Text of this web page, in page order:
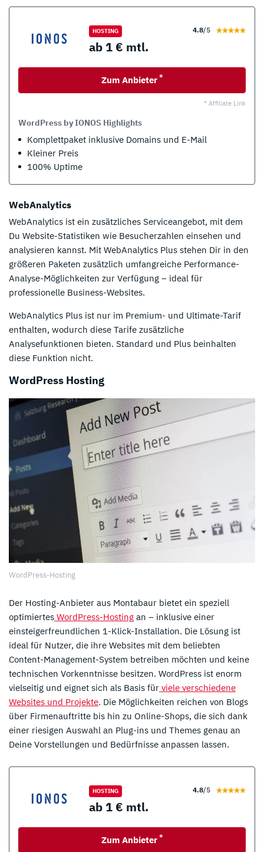
HOSTING 4.8/5
ab 1 € mtl.
Zum Anbieter *
* Affiliate Link
WordPress by IONOS Highlights
Komplettpaket inklusive Domains und E-Mail
Kleiner Preis
100% Uptime
WebAnalytics
WebAnalytics ist ein zusätzliches Serviceangebot, mit dem
Du Website-Statistiken wie Besucherzahlen einsehen und
analysieren kannst. Mit WebAnalytics Plus stehen Dir in den
größeren Paketen zusätzlich umfangreiche Performance-
Analyse-Möglichkeiten zur Verfügung – ideal für
professionelle Business-Websites.
WebAnalytics Plus ist nur im Premium- und Ultimate-Tarif
enthalten, wodurch diese Tarife zusätzliche
Analysefunktionen bieten. Standard und Plus beinhalten
diese Funktion nicht.
WordPress Hosting
WordPress-Hosting
Der Hosting-Anbieter aus Montabaur bietet ein speziell
optimiertes WordPress-Hosting an – inklusive einer
einsteigerfreundlichen 1-Klick-Installation. Die Lösung ist
ideal für Nutzer, die ihre Websites mit dem beliebten
Content-Management-System betreiben möchten und keine
technischen Vorkenntnisse besitzen. WordPress ist enorm
vielseitig und eignet sich als Basis für viele verschiedene
Websites und Projekte. Die Möglichkeiten reichen von Blogs
über Firmenauftritte bis hin zu Online-Shops, die sich dank
einer riesigen Auswahl an Plug-ins und Themes genau an
Deine Vorstellungen und Bedürfnisse anpassen lassen.
HOSTING 4.8/5
ab 1 € mtl.
Zum Anbieter *